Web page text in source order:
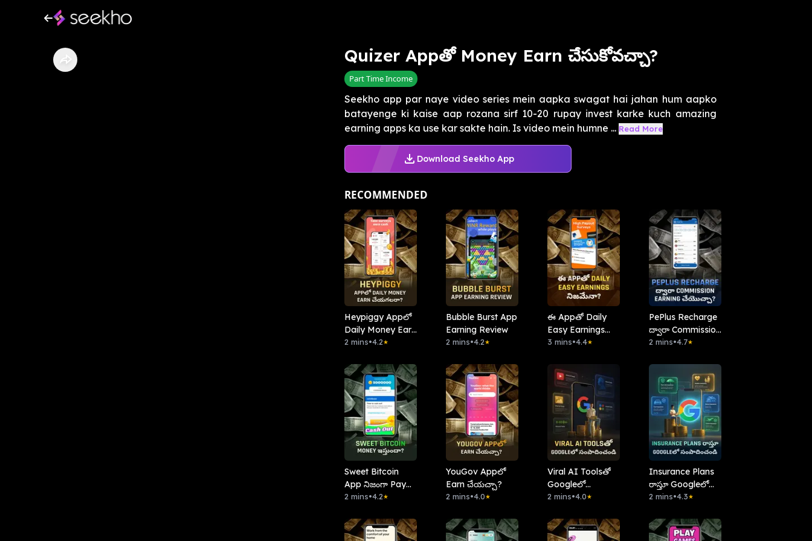
Quizer Appతో Money Earn చేసుకోవచ్చా?
Part Time Income
Seekho app par naye video series mein aapka swagat hai jahan hum aapko
batayenge ki kaise aap rozana sirf 10-20 rupay invest karke kuch amazing
earning apps ka use kar sakte hain. Is video mein humne ... Read More
Download Seekho App
RECOMMENDED
Heypiggy Appలో
Daily Money Earn
చేయగలరా?
2 mins•4.2★
Bubble Burst App
Earning Review
2 mins•4.2★
ఈ Appతో Daily
Easy Earnings
నిజమేనా?
3 mins•4.4★
PePlus Recharge
ద్వారా Commission
Earning చేయొచ్చా?
2 mins•4.7★
Sweet Bitcoin
App నిజంగా Pay
చేస్తుందా?
2 mins•4.2★
YouGov Appలో
Earn చేయచ్చా?
2 mins•4.0★
Viral AI Toolsతో
Googleలో
సంపాదించండి
2 mins•4.0★
Insurance Plans
రాస్తూ Googleలో
సంపాదించండి
2 mins•4.3★